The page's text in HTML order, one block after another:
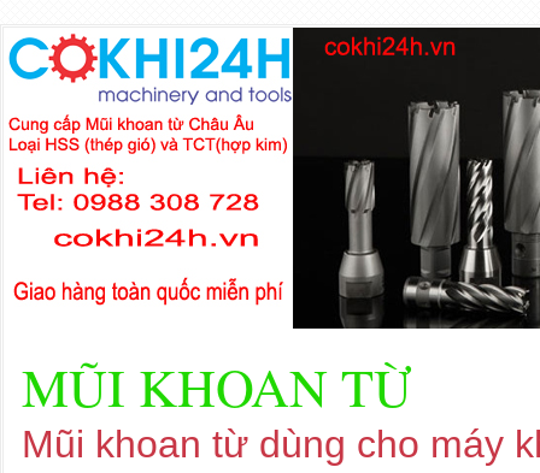
MŨI KHOAN TỪ
Mũi khoan từ dùng cho máy